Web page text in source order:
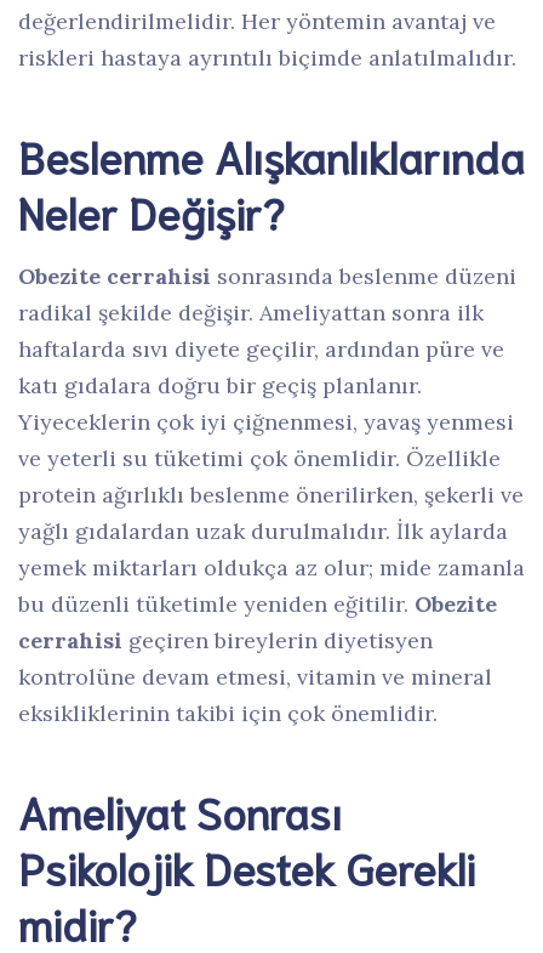
değerlendirilmelidir. Her yöntemin avantaj ve
riskleri hastaya ayrıntılı biçimde anlatılmalıdır.
Beslenme Alışkanlıklarında
Neler Değişir?
Obezite cerrahisi sonrasında beslenme düzeni
radikal şekilde değişir. Ameliyattan sonra ilk
haftalarda sıvı diyete geçilir, ardından püre ve
katı gıdalara doğru bir geçiş planlanır.
Yiyeceklerin çok iyi çiğnenmesi, yavaş yenmesi
ve yeterli su tüketimi çok önemlidir. Özellikle
protein ağırlıklı beslenme önerilirken, şekerli ve
yağlı gıdalardan uzak durulmalıdır. İlk aylarda
yemek miktarları oldukça az olur; mide zamanla
bu düzenli tüketimle yeniden eğitilir. Obezite
cerrahisi geçiren bireylerin diyetisyen
kontrolüne devam etmesi, vitamin ve mineral
eksikliklerinin takibi için çok önemlidir.
Ameliyat Sonrası
Psikolojik Destek Gerekli
midir?